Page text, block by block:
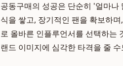
공동구매의 성공은 단순히 '얼마
식을 쌓고, 장기적인 팬을 확보하
로 올바른 인플루언서를 선택하는
랜드 이미지에 심각한 타격을 줄